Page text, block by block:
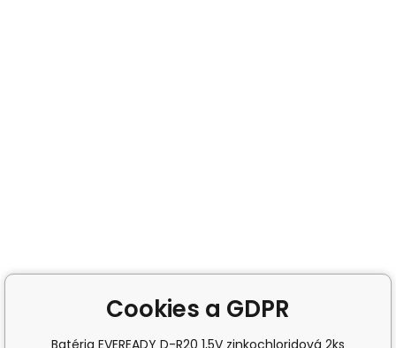
Cookies a GDPR
Batéria EVEREADY D-R20 1,5V zinkochloridová 2ks